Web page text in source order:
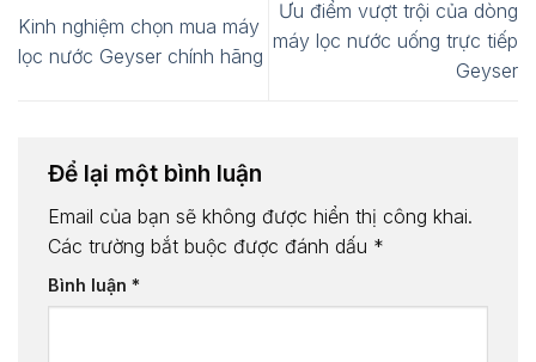
Kinh nghiệm chọn mua máy
lọc nước Geyser chính hãng
Ưu điểm vượt trội của dòng
máy lọc nước uống trực tiếp
Geyser
Để lại một bình luận
Email của bạn sẽ không được hiển thị công khai.
Các trường bắt buộc được đánh dấu *
Bình luận *